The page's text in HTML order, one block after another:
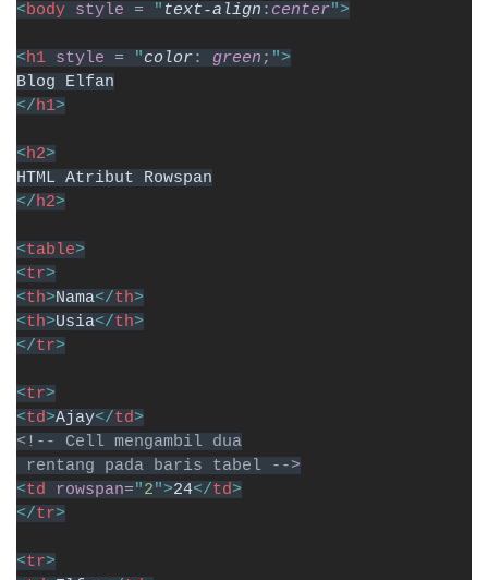
<body style = " text-align : center">
<h1 style = "color: green ; ">
Blog Elfan
</h1>
<h2>
HTML Atribut Rowspan
</h2>
<table>
<tr>
<th>Nama</th>
<th>Usia</th>
</tr>
<tr>
<td>Ajay</td>
<!-- Cell mengambil dua
rentang pada baris tabel -->
<td rowspan="2">24</td>
</tr>
<tr>